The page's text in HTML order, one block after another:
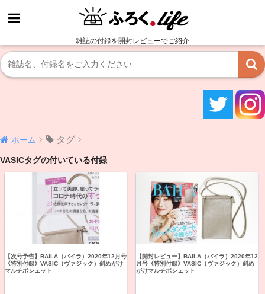
雑誌の付録を開封レビューでご紹介
ホーム タグ
VASICタグの付いている付録
【次号予告】BAILA（バイラ）2020年12月号
《特別付録》VASIC（ヴァジック）斜めがけ
マルチポシェット
【開封レビュー】BAILA（バイラ）2020年12
月号《特別付録》VASIC（ヴァジック）斜め
がけマルチポシェット